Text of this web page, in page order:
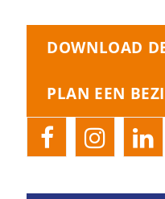
DOWNLOAD
PLAN EEN